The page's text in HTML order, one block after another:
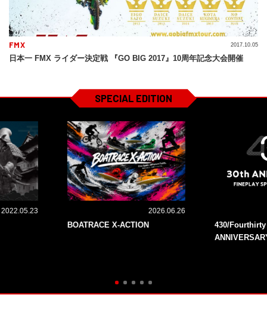
FMX
日本一 FMX ライダー決定戦 『GO BIG 2017』10周年記念大会開催
2017.10.05
SPECIAL EDITION
2022.05.23 2026.06.26
BOATRACE X-ACTION
430/